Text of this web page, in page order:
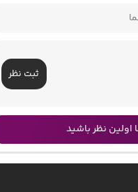
ثبت نظر
نظر باشید